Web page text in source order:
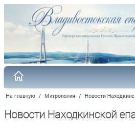
На главную / Митрополия / Новости
Новости Находкинской